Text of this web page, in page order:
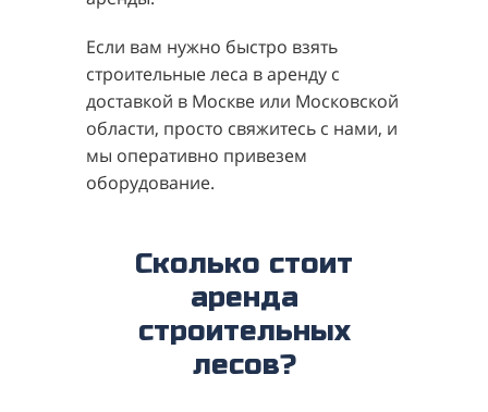
Если вам нужно быстро взять
строительные леса в аренду с
доставкой в Москве или Московской
области, просто свяжитесь с нами, и
мы оперативно привезем
оборудование.
Сколько стоит
аренда
строительных
лесов?